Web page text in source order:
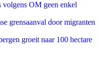
volgens OM geen enkel
grensaanval door migranten
groeit naar 100 hectare